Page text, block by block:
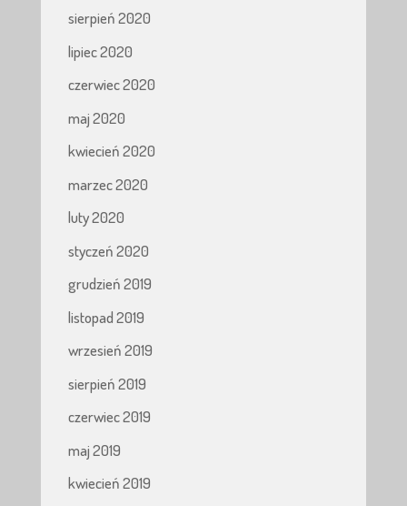
sierpień 2020
lipiec 2020
czerwiec 2020
maj 2020
kwiecień 2020
marzec 2020
luty 2020
styczeń 2020
grudzień 2019
listopad 2019
wrzesień 2019
sierpień 2019
czerwiec 2019
maj 2019
kwiecień 2019